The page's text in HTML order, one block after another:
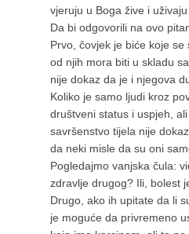
vjeruju u Boga žive i
Da bi odgovorili na ovo
Prvo, čovjek je biće koje
od njih mora biti u skladu
nije dokaz da je i njegova
Koliko je samo ljudi kroz
društveni status i uspjeh,
savršenstvo tijela nije
da neki misle da su oni
Pogledajmo vanjska čula:
zdravlje drugog? Ili, bolest
Drugo, ako ih upitate da li
je moguće da privremeno